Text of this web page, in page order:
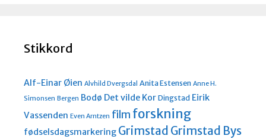
Stikkord
Alf-Einar Øien Alvhild Dvergsdal Anita Estensen Anne H.
Simonsen Bergen Bodø Det vilde Kor Dingstad Eirik
Vassenden Even Arntzen film forskning
fødselsdagsmarkering Grimstad Grimstad Bys